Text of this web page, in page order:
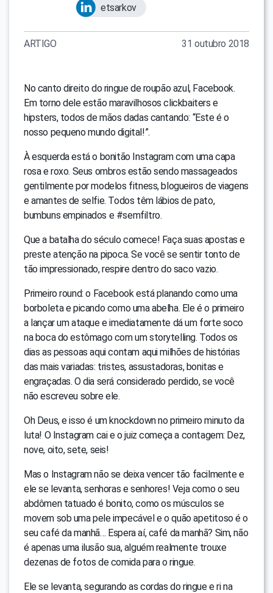
etsarkov
ARTIGO 31 outubro 2018
No canto direito do ringue de roupão azul, Facebook.
Em torno dele estão maravilhosos clickbaiters e
hipsters, todos de mãos dadas cantando: “Este é o
nosso pequeno mundo digital!”.
À esquerda está o bonitão Instagram com uma capa
rosa e roxo. Seus ombros estão sendo massageados
gentilmente por modelos fitness, blogueiros de viagens
e amantes de selfie. Todos têm lábios de pato,
bumbuns empinados e #semfiltro.
Que a batalha do século comece! Faça suas apostas e
preste atenção na pipoca. Se você se sentir tonto de
tão impressionado, respire dentro do saco vazio.
Primeiro round: o Facebook está planando como uma
borboleta e picando como uma abelha. Ele é o primeiro
a lançar um ataque e imediatamente dá um forte soco
na boca do estômago com um storytelling. Todos os
dias as pessoas aqui contam aqui milhões de histórias
das mais variadas: tristes, assustadoras, bonitas e
engraçadas. O dia será considerado perdido, se você
não escreveu sobre ele.
Oh Deus, e isso é um knockdown no primeiro minuto da
luta! O Instagram cai e o juiz começa a contagem: Dez,
nove, oito, sete, seis!
Mas o Instagram não se deixa vencer tão facilmente e
ele se levanta, senhoras e senhores! Veja como o seu
abdômen tatuado é bonito, como os músculos se
movem sob uma pele impecável e o quão apetitoso é o
seu café da manhã… Espera aí, café da manhã? Sim, não
é apenas uma ilusão sua, alguém realmente trouxe
dezenas de fotos de comida para o ringue.
Ele se levanta, segurando as cordas do ringue e ri na